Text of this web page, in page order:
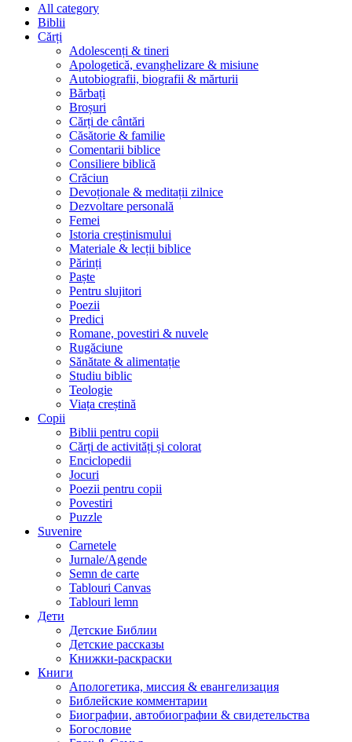
All category
Biblii
Cărți
Adolescenți & tineri
Apologetică, evanghelizare & misiune
Autobiografii, biografii & mărturii
Bărbați
Broșuri
Cărți de cântări
Căsătorie & familie
Comentarii biblice
Consiliere biblică
Crăciun
Devoționale & meditații zilnice
Dezvoltare personală
Femei
Istoria creștinismului
Materiale & lecții biblice
Părinți
Paște
Pentru slujitori
Poezii
Predici
Romane, povestiri & nuvele
Rugăciune
Sănătate & alimentație
Studiu biblic
Teologie
Viața creștină
Copii
Biblii pentru copii
Cărți de activități și colorat
Enciclopedii
Jocuri
Poezii pentru copii
Povestiri
Puzzle
Suvenire
Carnetele
Jurnale/Agende
Semn de carte
Tablouri Canvas
Tablouri lemn
Дети
Детские Библии
Детские рассказы
Книжки-раскраски
Книги
Апологетика, миссия & евангелизация
Библейские комментарии
Биографии, автобиографии & свидетельства
Богословие